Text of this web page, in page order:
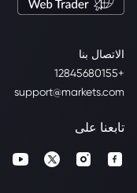
الاتصال بنا
+12845680155
support@markets.com
تابعنا على